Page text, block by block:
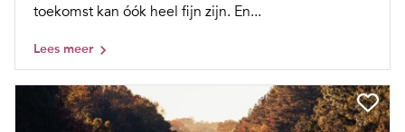
toekomst kan óók heel fijn zijn. En...
Lees meer